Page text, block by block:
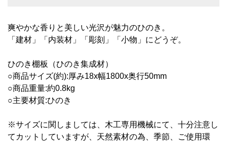
爽やかな香りと美しい光沢が魅力のひのき。
「建材」「内装材」「彫刻」「小物」にどうぞ。
ひのき棚板（ひのき集成材）
○商品サイズ(約):厚み18x幅1800x奥行50mm
○商品重量:約0.8kg
○主要材質:ひのき
※サイズに関しましては、木工専用機械にて、十分注意し
てカットしていますが、天然素材の為、季節、ご使用環